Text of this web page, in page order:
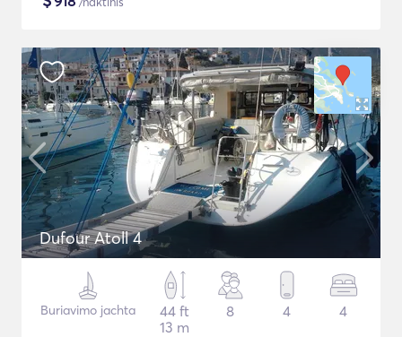
Dufour Atoll 4
Buriavimo jachta
44 ft
13 m
8 4 4